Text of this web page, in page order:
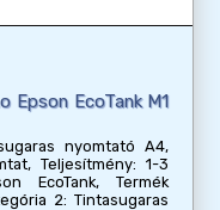
Epson EcoTank M1
nyomtató A4,
Teljesítmény: 1-3
EcoTank, Termék
2: Tintasugaras